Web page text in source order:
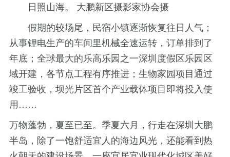
日照山海。 大鹏新区摄影家协会摄
假期的较场尾，民宿小镇逐渐恢复往日人气；
从事锂电生产的车间里机械全速运转，订单排到了
年底；全球最大的乐高乐园之一深圳度假区乐园区
域开建，各节点工程有序推进；生物家园项目通过
竣工验收，坝光片区首个产业载体项目即将投入使
用……
万物蓬勃，夏至已至。季夏六月，行走在深圳大鹏
半岛，除了一饱舒适宜人的海边风光，还能看到热